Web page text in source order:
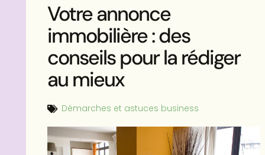
Votre annonce
immobilière : des
conseils pour la rédiger
au mieux
Démarches et astuces business